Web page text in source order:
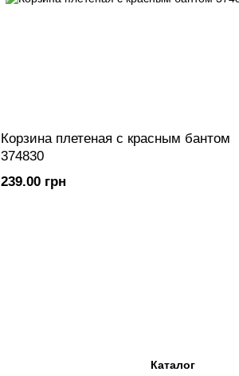
Корзина плетеная с красным бантом
374830
239.00 грн
Каталог